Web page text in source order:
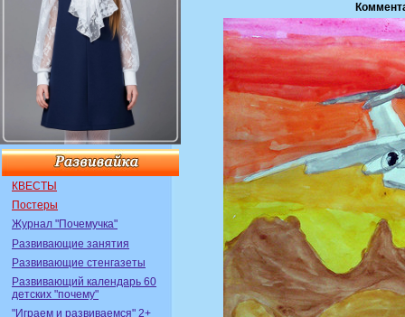
КВЕСТЫ
Постеры
Журнал "Почемучка"
Развивающие занятия
Развивающие стенгазеты
Развивающий календарь 60
детских "почему"
"Играем и развиваемся" 2+